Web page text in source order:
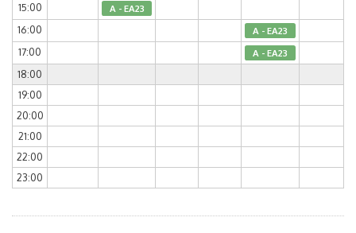
15:00 A - EA23
16:00 A - EA23
17:00 A - EA23
18:00
19:00
20:00
21:00
22:00
23:00